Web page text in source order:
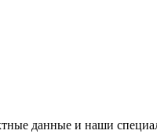
данные и наши